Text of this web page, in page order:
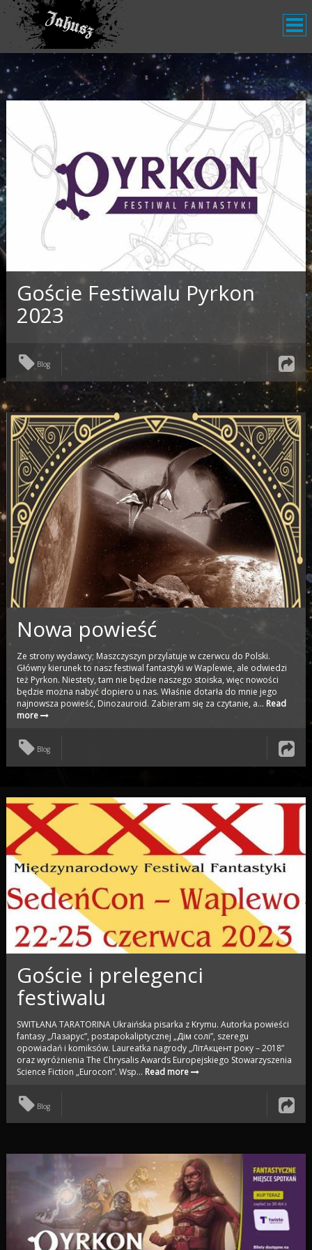
Goście Festiwalu Pyrkon
2023
Blog
Nowa powieść
Ze strony wydawcy; Maszczyszyn przylatuje w czerwcu do Polski.
Główny kierunek to nasz festiwal fantastyki w Waplewie, ale odwiedzi
też Pyrkon. Niestety, tam nie będzie naszego stoiska, więc nowości
będzie można nabyć dopiero u nas. Właśnie dotarła do mnie jego
najnowsza powieść, Dinozauroid. Zabieram się za czytanie, a... Read
more
Blog
Goście i prelegenci
festiwalu
SWITŁANA TARATORINA Ukraińska pisarka z Krymu. Autorka powieści
fantasy „Лазарус”, postapokaliptycznej „Дім солі”, szeregu
opowiadań i komiksów. Laureatka nagrody „ЛітАкцент року – 2018”
oraz wyróżnienia The Chrysalis Awards Europejskiego Stowarzyszenia
Science Fiction „Eurocon”. Wsp... Read more
Blog